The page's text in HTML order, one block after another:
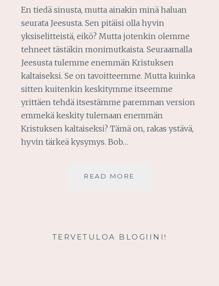
En tiedä sinusta, mutta ainakin minä haluan
seurata Jeesusta. Sen pitäisi olla hyvin
yksiselitteistä, eikö? Mutta jotenkin olemme
tehneet tästäkin monimutkaista. Seuraamalla
Jeesusta tulemme enemmän Kristuksen
kaltaiseksi. Se on tavoitteemme. Mutta kuinka
sitten kuitenkin keskitymme itseemme
yrittäen tehdä itsestämme paremman version
emmekä keskity tulemaan enemmän
Kristuksen kaltaiseksi? Tämä on, rakas ystävä,
hyvin tärkeä kysymys. Bob…
READ MORE
TERVETULOA BLOGIINI!